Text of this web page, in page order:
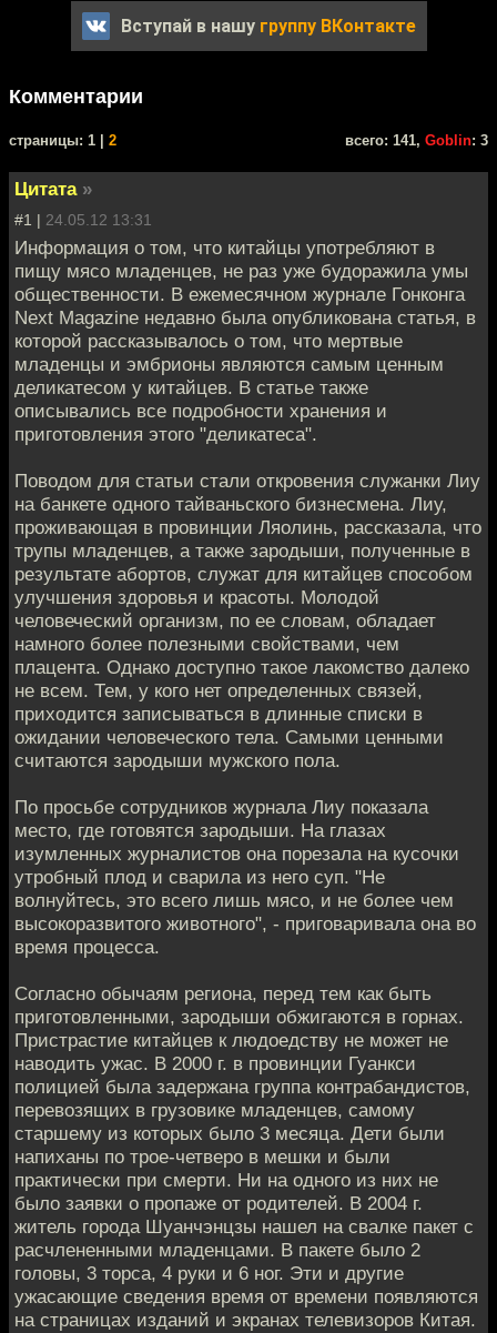
Вступай в нашу группу ВКонтакте
Комментарии
cтраницы: 1 | 2 всего: 141, Goblin: 3
Цитата »
#1 | 24.05.12 13:31
Информация о том, что китайцы употребляют в
пищу мясо младенцев, не раз уже будоражила умы
общественности. В ежемесячном журнале Гонконга
Next Magazine недавно была опубликована статья, в
которой рассказывалось о том, что мертвые
младенцы и эмбрионы являются самым ценным
деликатесом у китайцев. В статье также
описывались все подробности хранения и
приготовления этого "деликатеса".
Поводом для статьи стали откровения служанки Лиу
на банкете одного тайваньского бизнесмена. Лиу,
проживающая в провинции Ляолинь, рассказала, что
трупы младенцев, а также зародыши, полученные в
результате абортов, служат для китайцев способом
улучшения здоровья и красоты. Молодой
человеческий организм, по ее словам, обладает
намного более полезными свойствами, чем
плацента. Однако доступно такое лакомство далеко
не всем. Тем, у кого нет определенных связей,
приходится записываться в длинные списки в
ожидании человеческого тела. Самыми ценными
считаются зародыши мужского пола.
По просьбе сотрудников журнала Лиу показала
место, где готовятся зародыши. На глазах
изумленных журналистов она порезала на кусочки
утробный плод и сварила из него суп. "Не
волнуйтесь, это всего лишь мясо, и не более чем
высокоразвитого животного", - приговаривала она во
время процесса.
Согласно обычаям региона, перед тем как быть
приготовленными, зародыши обжигаются в горнах.
Пристрастие китайцев к людоедству не может не
наводить ужас. В 2000 г. в провинции Гуанкси
полицией была задержана группа контрабандистов,
перевозящих в грузовике младенцев, самому
старшему из которых было 3 месяца. Дети были
напиханы по трое-четверо в мешки и были
практически при смерти. Ни на одного из них не
было заявки о пропаже от родителей. В 2004 г.
житель города Шуанчэнцзы нашел на свалке пакет с
расчлененными младенцами. В пакете было 2
головы, 3 торса, 4 руки и 6 ног. Эти и другие
ужасающие сведения время от времени появляются
на страницах изданий и экранах телевизоров Китая.